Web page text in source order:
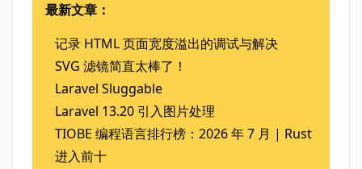
最新文章：
记录 HTML 页面宽度溢出的调试与解决
SVG 滤镜简直太棒了！
Laravel Sluggable
Laravel 13.20 引入图片处理
TIOBE 编程语言排行榜：2026 年 7 月 | Rust
进入前十